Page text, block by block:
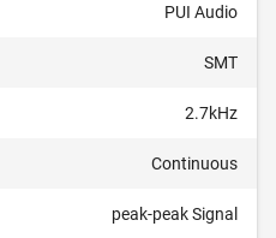
PUI Audio
SMT
2.7kHz
Continuous
peak-peak Signal